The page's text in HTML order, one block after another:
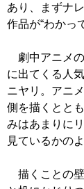
あり、まずナ
作品が“わかっ
劇中アニメの
に出てくる人
ニヤリ。アニ
側を描くとと
みはあまりに
見ているかのよ
描くことの壁